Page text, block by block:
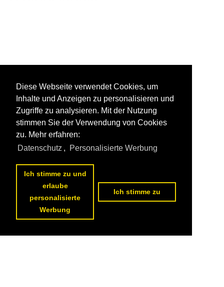
Diese Webseite verwendet Cookies, um
Inhalte und Anzeigen zu personalisieren und
Zugriffe zu analysieren. Mit der Nutzung
stimmen Sie der Verwendung von Cookies
zu. Mehr erfahren:
Datenschutz , Personalisierte Werbung
Ich stimme zu und
erlaube
personalisierte
Werbung
Ich stimme zu